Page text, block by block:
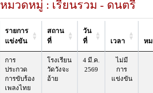
หมวดหมู่ : เรียนรวม - ดนตรี
รายการ
แข่งขัน
สถาน
ที่
วัน
ที่
เวลา หม
การ
ประกวด
การขับร้อง
เพลงไทย
โรงเรียน
วัดวังจะ
อ้าย
4 มี.ค.
2569
ไม่มี
การ
แข่งขัน